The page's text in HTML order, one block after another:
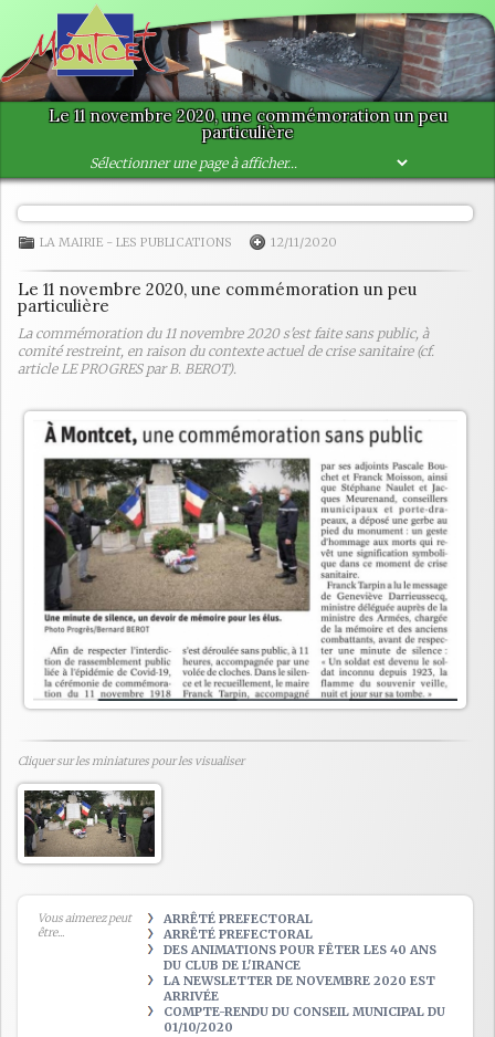
Le 11 novembre 2020, une commémoration un peu
particulière
LA MAIRIE - LES PUBLICATIONS 12/11/2020
Le 11 novembre 2020, une commémoration un peu
particulière
La commémoration du 11 novembre 2020 s'est faite sans public, à
comité restreint, en raison du contexte actuel de crise sanitaire (cf.
article LE PROGRES par B. BEROT).
Cliquer sur les miniatures pour les visualiser
Vous aimerez peut
être...
ARRÊTÉ PREFECTORAL
ARRÊTÉ PREFECTORAL
DES ANIMATIONS POUR FÊTER LES 40 ANS
DU CLUB DE L'IRANCE
LA NEWSLETTER DE NOVEMBRE 2020 EST
ARRIVÉE
COMPTE-RENDU DU CONSEIL MUNICIPAL DU
01/10/2020